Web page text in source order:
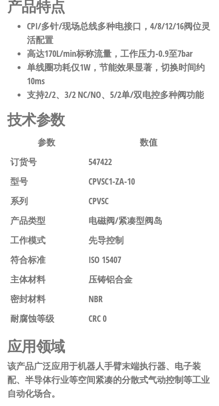
产品特点
CPI/多针/现场总线多种电接口，4/8/12/16阀位灵
活配置
高达170L/min标称流量，工作压力-0.9至7bar
单线圈功耗仅1W，节能效果显著，切换时间约
10ms
支持2/2、3/2 NC/NO、5/2单/双电控多种阀功能
技术参数
参数
数值
订货号
547422
型号
CPVSC1-ZA-10
系列
CPVSC
产品类型
电磁阀/紧凑型阀岛
工作模式
先导控制
符合标准
ISO 15407
主体材料
压铸铝合金
密封材料
NBR
耐腐蚀等级
CRC 0
应用领域
该产品广泛应用于机器人手臂末端执行器、电子装
配、半导体行业等空间紧凑的分散式气动控制等工业
自动化场合。